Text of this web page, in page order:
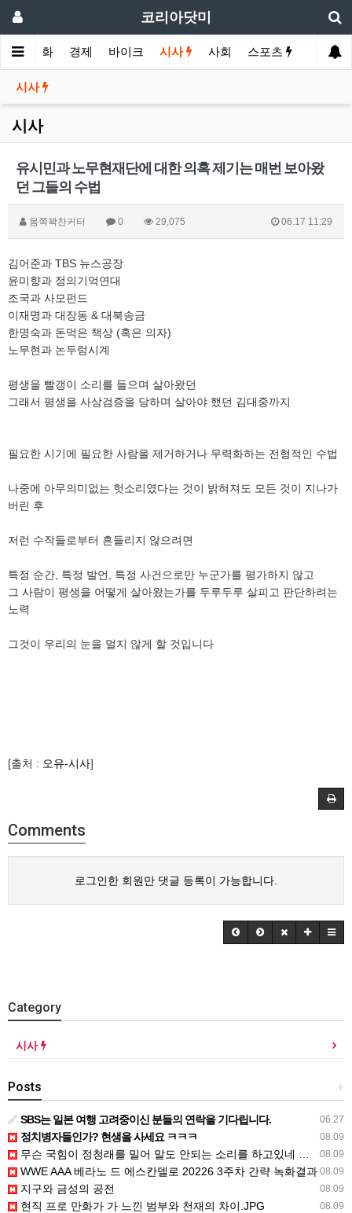
코리아닷미
인 영화 경제 바이크 시사 사회 스포츠 여행
시사
시사
유시민과 노무현재단에 대한 의혹 제기는 매번 보아왔
던 그들의 수법
몸쪽꽉찬커터 0 29,075 06.17 11:29
김어준과 TBS 뉴스공장
윤미향과 정의기억연대
조국과 사모펀드
이재명과 대장동 & 대북송금
한명숙과 돈먹은 책상 (혹은 의자)
노무현과 논두렁시계
평생을 빨갱이 소리를 들으며 살아왔던
그래서 평생을 사상검증을 당하며 살아야 했던 김대중까지
필요한 시기에 필요한 사람을 제거하거나 무력화하는 전형적인 수법
나중에 아무의미없는 헛소리였다는 것이 밝혀져도 모든 것이 지나가
버린 후
저런 수작들로부터 흔들리지 않으려면
특정 순간, 특정 발언, 특정 사건으로만 누군가를 평가하지 않고
그 사람이 평생을 어떻게 살아왔는가를 두루두루 살피고 판단하려는
노력
그것이 우리의 눈을 멀지 않게 할 것입니다
[출처 : 오유-시사]
Comments
로그인한 회원만 댓글 등록이 가능합니다.
Category
시사
+
Posts
06.27
SBS는 일본 여행 고려중이신 분들의 연락을 기다립니다.
08.09
정치병자들인가? 현생을 사세요 ㅋㅋㅋ
08.09
무슨 국힘이 정청래를 밀어 말도 안되는 소리를 하고있네 공작을 하려면 좀
08.09
WWE AAA 베라노 드 에스칸델로 20226 3주차 간략 녹화결과
08.09
지구와 금성의 공전
08.09
현직 프로 만화가 가 느낀 범부와 천재의 차이.JPG